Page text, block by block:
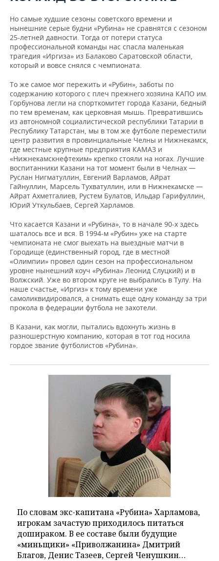
Но самые худшие сезоны советского времени и
нынешние серые будни «Рубина» не сравнятся с сезоном
25-летней давности. Тогда от потери статуса
профессиональной команды нас спасла маленькая
трагедия «Иргиза» из Балаково Саратовской области,
который и вовсе снялся с чемпионата.
То же самое мог пережить и «Рубин», заботы по
содержанию которого с плеч прежнего хозяина КАПО им.
Горбунова легли на спорткомитет города Казани, бедный
по тем временам, как церковная мышь. Превратившись
из автономной социалистической республики Татарии в
Республику Татарстан, мы в том же футболе переместили
центр развития в провинциальные Челны и Нижнекамск,
где местные крупные предприятия КАМАЗ и
«Нижнекамскнефтехим» крепко стояли на ногах. Лучшие
воспитанники Казани на тот момент были в Челнах —
Руслан Нигматуллин, Евгений Варламов, Айрат
Гайнуллин, Марсель Тухватуллин, или в Нижнекамске —
Айрат Ахметгалиев, Рустем Булатов, Ильдар Гарифуллин,
Юрий Уткульбаев, Сергей Харламов.
Что касается Казани и «Рубина», то в начале 90-х здесь
шаталось все и вся. В 1994-м «Рубин» уже на старте
чемпионата не смог выехать на выездные матчи в
Городище (единственный город, где в местной
«Олимпии» провел один сезон на профессиональном
уровне нынешний коуч «Рубина» Леонид Слуцкий) и в
Волжский. Уже во втором круге не выбрались в Тулу. На
наше счастье, «Иргиз» к тому времени уже
самоликвидировался, а снимать еще одну команду за три
прокола в федерации футбола не захотели.
В Казани, как могли, пытались вдохнуть жизнь в
разношерстную компанию, которая в тот год носила
гордое звание футболистов «Рубина».
По словам экс-капитана «Рубина» Харламова,
игрокам зачастую приходилось питаться
дошираком. В ее составе были будущие
«миньщики» «Приволжанина» Дмитрий
Благов, Денис Тазеев, Сергей Ченушкин…